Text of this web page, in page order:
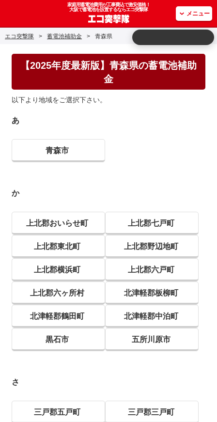
家庭用蓄電池費用が工事費込で激安価格！
大阪で蓄電池を設置するならエコ突撃隊
メニュー
エコ突撃隊 > 蓄電池補助金 > 青森県
【2025年度最新版】青森県の蓄電池補助
金
以下より地域をご選択下さい。
あ
青森市
か
上北郡おいらせ町 上北郡七戸町
上北郡東北町 上北郡野辺地町
上北郡横浜町 上北郡六戸町
上北郡六ヶ所村 北津軽郡板柳町
北津軽郡鶴田町 北津軽郡中泊町
黒石市 五所川原市
さ
三戸郡五戸町 三戸郡三戸町